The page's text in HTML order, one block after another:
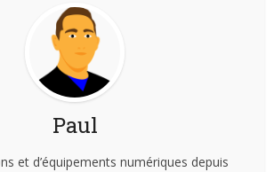
Paul
et d’équipements numériques depuis